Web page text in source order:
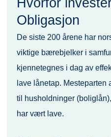
Obligasjon
De siste 200 årene har
viktige bærebjelker i
kjennetegnes i dag av
lave lånetap.
til husholdninger
har vært lave.